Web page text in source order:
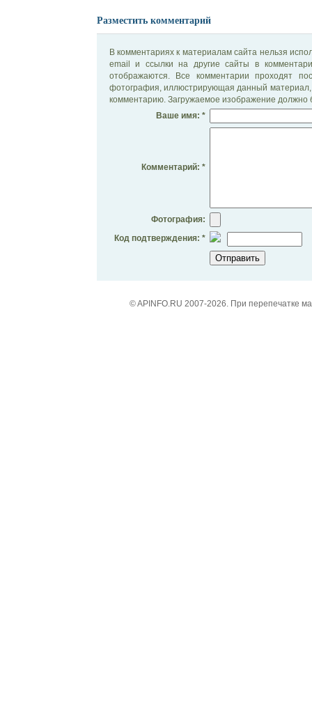
Разместить комментарий
В комментариях к материалам сайта нельзя
email и ссылки на другие сайты в
отображаются. Все комментарии проходят
фотография, иллюстрирующая данный материал,
комментарию. Загружаемое изображение должно
Ваше имя: *
Комментарий: *
Фотография:
Код подтверждения: *
© APINFO.RU 2007-2026. При перепечатке